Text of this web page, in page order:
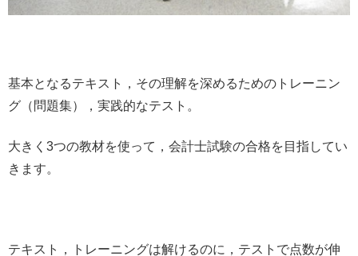
基本となるテキスト，その理解を深めるためのトレーニン
グ（問題集），実践的なテスト。
大きく3つの教材を使って，会計士試験の合格を目指してい
きます。
テキスト，トレーニングは解けるのに，テストで点数が伸